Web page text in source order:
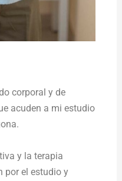
corporal y de
acuden a mi estudio
y la terapia
por el estudio y